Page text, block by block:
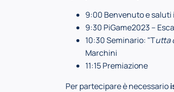
9:00 Benvenuto e
9:30 PiGame2023 –
10:30 Seminario: "Tutta
Marchini
11:15 Premiazione
Per partecipare è necessario